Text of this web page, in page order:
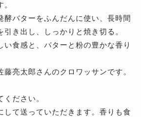
酵バターをふんだんに使い、長時間
き出し、しっかりと焼き切る。
い食感と、バターと粉の豊かな香り
藤亮太郎さんのクロワッサンです。
ださい。
して送っていただきます。香りも食